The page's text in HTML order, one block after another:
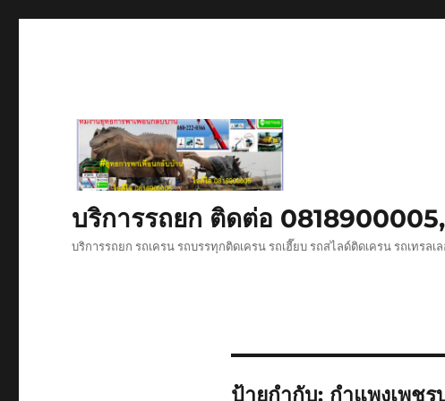
บริการรถยก ติดต่อ
บริการรถยก รถเครน รถบรรทุกติดเครน รถเฮี๊ยบ รถสไลด์ติดเครน รถเทร
ป้ายกำกับ: กำแพงเพช